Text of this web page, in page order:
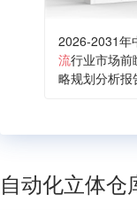
2026-2031年
流行业市场前
略规划分析报
自动化立体仓